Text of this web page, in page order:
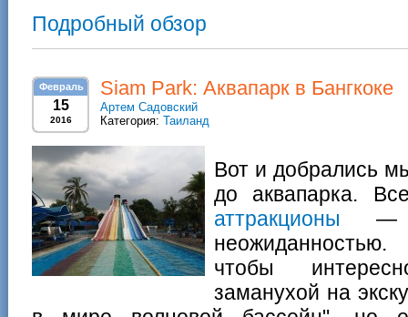
Подробный обзор
Февраль
15
2016
Siam Park: Аквапарк в Бангкоке
Артем Садовский
Категория: Таиланд
Вот и добрались
до аквапарка.
аттракционы —
чтобы
заманухой на